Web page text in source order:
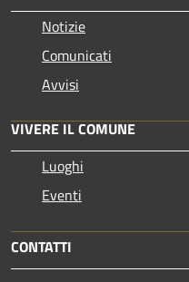
Notizie
Comunicati
Avvisi
VIVERE IL COMUNE
Luoghi
Eventi
CONTATTI